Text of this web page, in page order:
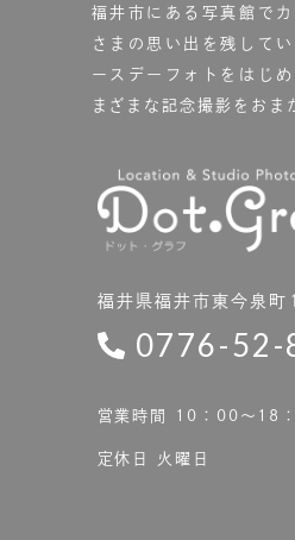
福井市にある写真館で
さまの思い出を残して
ースデーフォトをはじ
まざまな記念撮影をおま
福井県福井市東今泉
0776-52-
営業時間 10：00〜18
定休日 火曜日